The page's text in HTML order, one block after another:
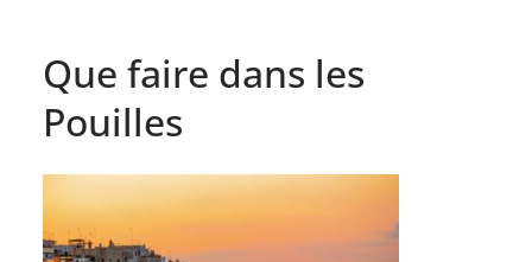
Que faire dans les
Pouilles